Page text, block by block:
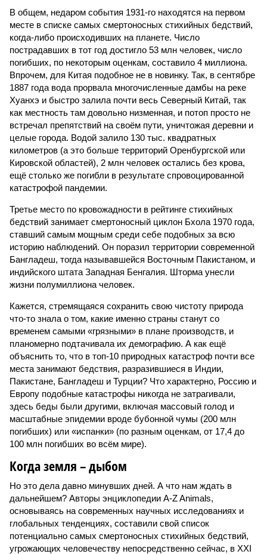
В общем, недаром события 1931-го находятся на первом
месте в списке самых смертоносных стихийных бедствий,
когда-либо происходивших на планете. Число
пострадавших в тот год достигло 53 млн человек, число
погибших, по некоторым оценкам, составило 4 миллиона.
Впрочем, для Китая подобное не в новинку. Так, в сентябре
1887 года вода прорвала многочисленные дамбы на реке
Хуанхэ и быстро залила почти весь Северный Китай, так
как местность там довольно низменная, и потоп просто не
встречал препятствий на своём пути, уничтожая деревни и
целые города. Водой залило 130 тыс. квадратных
километров (а это больше территорий Оренбургской или
Кировской областей), 2 млн человек остались без крова,
ещё столько же погибли в результате спровоцированной
катастрофой пандемии.
Третье место по кровожадности в рейтинге стихийных
бедствий занимает смертоносный циклон Бхола 1970 года,
ставший самым мощным среди себе подобных за всю
историю наблюдений. Он поразил территории современной
Бангладеш, тогда называвшейся Восточным Пакистаном, и
индийского штата Западная Бенгалия. Шторма унесли
жизни полумиллиона человек.
Кажется, стремящаяся сохранить свою чистоту природа
что-то знала о том, какие именно страны станут со
временем самыми «грязными» в плане производств, и
планомерно подтачивала их демографию. А как ещё
объяснить то, что в топ-10 природных катастроф почти все
места занимают бедствия, разразившиеся в Индии,
Пакистане, Бангладеш и Турции? Что характерно, Россию и
Европу подобные катастрофы никогда не затрагивали,
здесь беды были другими, включая массовый голод и
масштабные эпидемии вроде бубонной чумы (200 млн
погибших) или «испанки» (по разным оценкам, от 17,4 до
100 млн погибших во всём мире).
Когда земля – дыбом
Но это дела давно минувших дней. А что нам ждать в
дальнейшем? Авторы энциклопедии A-Z Animals,
основываясь на современных научных исследованиях и
глобальных тенденциях, составили свой список
потенциально самых смертоносных стихийных бедствий,
угрожающих человечеству непосредственно сейчас, в XXI